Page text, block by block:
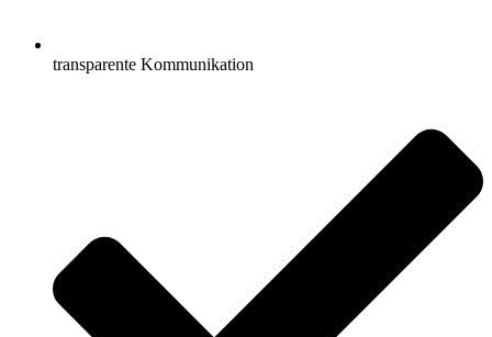
transparente Kommunikation